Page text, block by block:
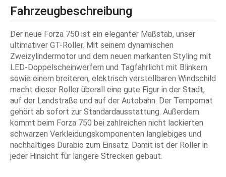
Fahrzeugbeschreibung
Der neue Forza 750 ist ein eleganter Maßstab, unser
ultimativer GT-Roller. Mit seinem dynamischen
Zweizylindermotor und dem neuen markanten Styling mit
LED-Doppelscheinwerfern und Tagfahrlicht mit Blinkern
sowie einem breiteren, elektrisch verstellbaren Windschild
macht dieser Roller überall eine gute Figur in der Stadt,
auf der Landstraße und auf der Autobahn. Der Tempomat
gehört ab sofort zur Standardausstattung. Außerdem
kommt beim Forza 750 bei zahlreichen nicht lackierten
schwarzen Verkleidungskomponenten langlebiges und
nachhaltiges Durabio zum Einsatz. Damit ist der Roller in
jeder Hinsicht für längere Strecken gebaut.